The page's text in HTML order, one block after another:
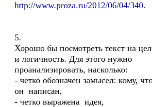
http://www.proza.ru/2012/06/04/340.
5.
Хорошо бы посмотреть текст на
и логичность. Для этого нужно
проанализировать, насколько:
- четко обозначен замысел: кому,
он написан,
- четко выражена идея,